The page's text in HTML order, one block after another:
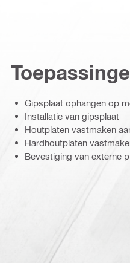
Gipsplaat ophangen op
Installatie van gipsplaat
Houtplaten vastmaken
Hardhoutplaten
Bevestiging van externe